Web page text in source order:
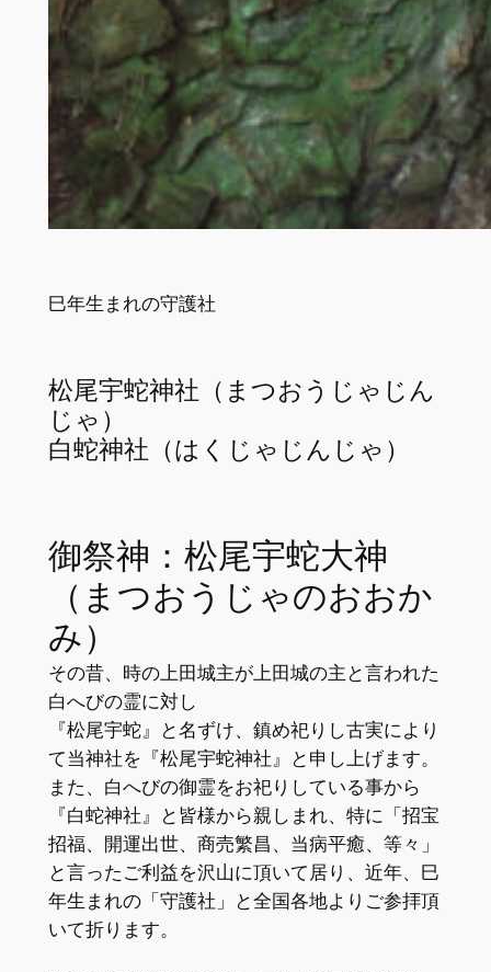
巳年生まれの守護社
松尾宇蛇神社（まつおうじゃじん
じゃ）
白蛇神社（はくじゃじんじゃ）
御祭神：松尾宇蛇大神
（まつおうじゃのおおか
み）
その昔、時の上田城主が上田城の主と言われた
白へびの霊に対し
『松尾宇蛇』と名ずけ、鎮め祀りし古実により
て当神社を『松尾宇蛇神社』と申し上げます。
また、白へびの御霊をお祀りしている事から
『白蛇神社』と皆様から親しまれ、特に「招宝
招福、開運出世、商売繁昌、当病平癒、等々」
と言ったご利益を沢山に頂いて居り、近年、巳
年生まれの「守護社」と全国各地よりご参拝頂
いて折ります。